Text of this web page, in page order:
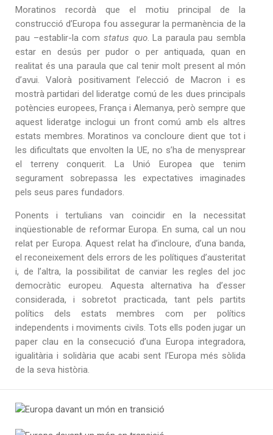
Moratinos recordà que el motiu principal de la
construcció d’Europa fou assegurar la permanència de la
pau –establir-la com status quo. La paraula pau sembla
estar en desús per pudor o per antiquada, quan en
realitat és una paraula que cal tenir molt present al món
d’avui. Valorà positivament l’elecció de Macron i es
mostrà partidari del lideratge comú de les dues principals
potències europees, França i Alemanya, però sempre que
aquest lideratge inclogui un front comú amb els altres
estats membres. Moratinos va concloure dient que tot i
les dificultats que envolten la UE, no s’ha de menysprear
el terreny conquerit. La Unió Europea que tenim
segurament sobrepassa les expectatives imaginades
pels seus pares fundadors.
Ponents i tertulians van coincidir en la necessitat
inqüestionable de reformar Europa. En suma, cal un nou
relat per Europa. Aquest relat ha d’incloure, d’una banda,
el reconeixement dels errors de les polítiques d’austeritat
i, de l’altra, la possibilitat de canviar les regles del joc
democràtic europeu. Aquesta alternativa ha d’esser
considerada, i sobretot practicada, tant pels partits
polítics dels estats membres com per polítics
independents i moviments civils. Tots ells poden jugar un
paper clau en la consecució d’una Europa integradora,
igualitària i solidària que acabi sent l’Europa més sòlida
de la seva història.